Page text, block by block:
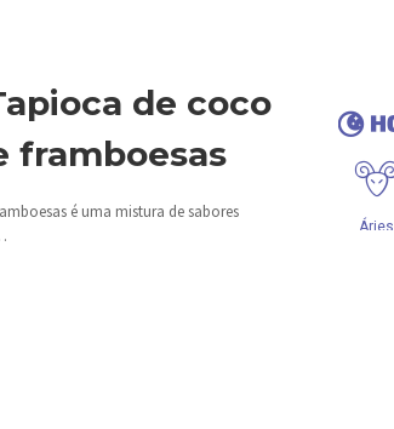
de coco
framboesas
é uma mistura de sabores